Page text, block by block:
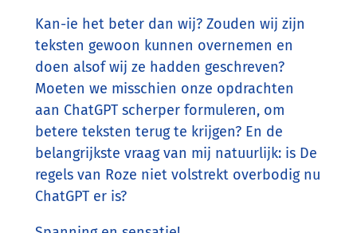
Kan-ie het beter dan wij? Zouden wij zijn
teksten gewoon kunnen overnemen en
doen alsof wij ze hadden geschreven?
Moeten we misschien onze opdrachten
aan ChatGPT scherper formuleren, om
betere teksten terug te krijgen? En de
belangrijkste vraag van mij natuurlijk: is De
regels van Roze niet volstrekt overbodig nu
ChatGPT er is?